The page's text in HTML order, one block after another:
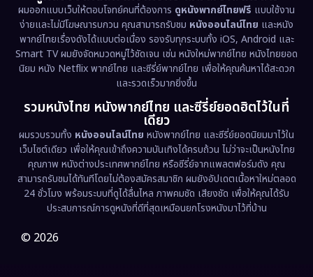
Emotional (61)
Epic มหากาพย์ (218)
Erotic (36)
Family ครอบครัว (363)
Fantasy จินตนาการ (326)
Fiction (9)
Film (57)
Gothic
ผมออกแบบเว็บให้ตอบโจทย์คนที่ต้องการ ดูหนังพากย์ไทยฟรี แบบใช้งาน
ง่ายและไม่มีโฆษณารบกวน คุณสามารถรับชม หนังออนไลน์ไทย และหนัง
พากย์ไทยเรื่องดังได้แบบต่อเนื่อง รองรับทุกระบบทั้ง iOS, Android และ
Smart TV ผมยังจัดหมวดหมู่ไว้ชัดเจน เช่น หนังใหม่พากย์ไทย หนังไทยยอด
นิยม หนัง Netflix พากย์ไทย และซีรี่ย์พากย์ไทย เพื่อให้คุณค้นหาได้สะดวก
และรวดเร็วมากยิ่งขึ้น
รวมหนังไทย หนังพากย์ไทย และซีรี่ย์ยอดฮิตไว้ในที่
เดียว
ผมรวบรวมทั้ง หนังออนไลน์ไทย หนังพากย์ไทย และซีรี่ย์ยอดนิยมมาไว้ใน
เว็บไซต์เดียว เพื่อให้คุณเข้าถึงความบันเทิงได้ครบถ้วน ไม่ว่าจะเป็นหนังไทย
คุณภาพ หนังต่างประเทศพากย์ไทย หรือซีรี่ย์จากแพลตฟอร์มดัง คุณ
สามารถรับชมได้ทันทีโดยไม่ต้องสมัครสมาชิก ผมยังอัปเดตเนื้อหาใหม่ตลอด
24 ชั่วโมง พร้อมระบบที่ดูได้ลื่นไหล ภาพคมชัด เสียงชัด เพื่อให้คุณได้รับ
ประสบการณ์การดูหนังที่ดีที่สุดเหมือนยกโรงหนังมาไว้ที่บ้าน
© 2026